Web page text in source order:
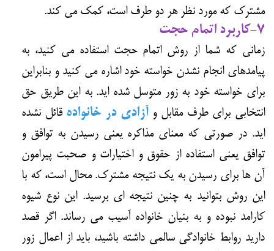
مشترک که مورد نظر هر دو طرف است، کمک می کند.
7-کاربرد اتمام حجت
زمانی که شما از روش اتمام حجت استفاده می کنید، به
پیامدهای انجام نشدن خواسته خود اشاره می کنید و بنابراین
برای خواسته خود به زور متوسل شده اید. به این طریق حق
انتخابی برای طرف مقابل و آزادی در خانواده قائل نشده
اید. در صورتی که معنای مذاکره یعنی رسیدن به توافق و
توافق یعنی استفاده از حقوق و اختیارات و صحبت پیرامون
آن ها برای رسیدن به یک نتیجه مشترک. محال است، که با
این روش بتوانید به چنین نتیجه ای برسید. این نوع شیوه
کارامد نبوده و به بنیان خانواده آسیب می رساند. اگر قصد
دارید روابط خانوادگی سالمی داشته باشید، باید از اعمال زور